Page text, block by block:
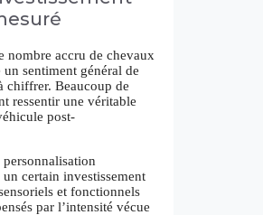
nombre accru de chevaux
sentiment général de
chiffrer. Beaucoup de
ressentir une véritable
post-
certain investissement
et fonctionnels
par l’intensité vécue